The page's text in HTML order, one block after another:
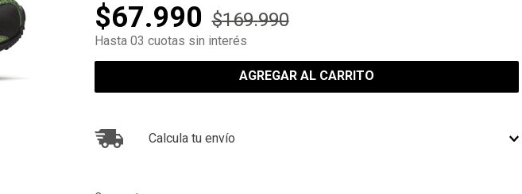
$67.990 $169.990
Hasta 03 cuotas sin interés
AGREGAR AL CARRITO
Calcula tu envío